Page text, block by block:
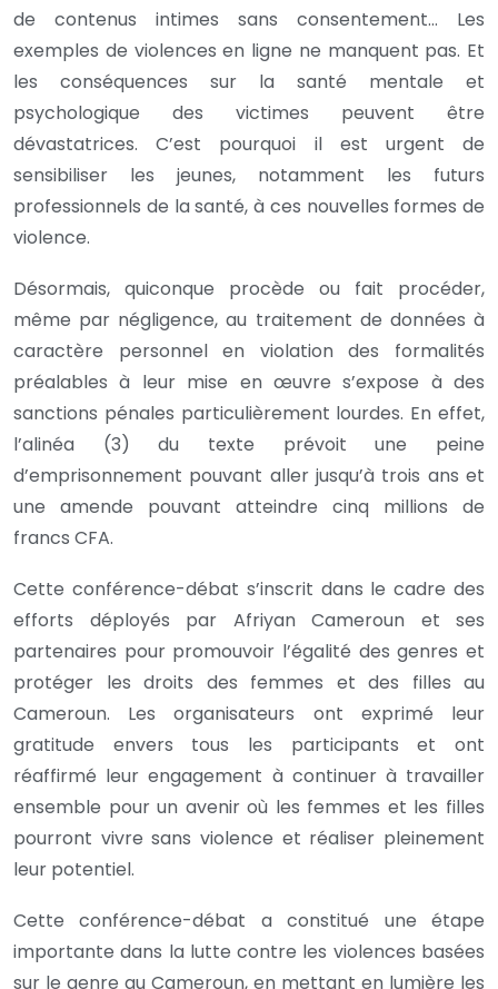
de contenus intimes sans consentement… Les
exemples de violences en ligne ne manquent pas. Et
les conséquences sur la santé mentale et
psychologique des victimes peuvent être
dévastatrices. C’est pourquoi il est urgent de
sensibiliser les jeunes, notamment les futurs
professionnels de la santé, à ces nouvelles formes de
violence.
Désormais, quiconque procède ou fait procéder,
même par négligence, au traitement de données à
caractère personnel en violation des formalités
préalables à leur mise en œuvre s’expose à des
sanctions pénales particulièrement lourdes. En effet,
l’alinéa (3) du texte prévoit une peine
d’emprisonnement pouvant aller jusqu’à trois ans et
une amende pouvant atteindre cinq millions de
francs CFA.
Cette conférence-débat s’inscrit dans le cadre des
efforts déployés par Afriyan Cameroun et ses
partenaires pour promouvoir l’égalité des genres et
protéger les droits des femmes et des filles au
Cameroun. Les organisateurs ont exprimé leur
gratitude envers tous les participants et ont
réaffirmé leur engagement à continuer à travailler
ensemble pour un avenir où les femmes et les filles
pourront vivre sans violence et réaliser pleinement
leur potentiel.
Cette conférence-débat a constitué une étape
importante dans la lutte contre les violences basées
sur le genre au Cameroun, en mettant en lumière les